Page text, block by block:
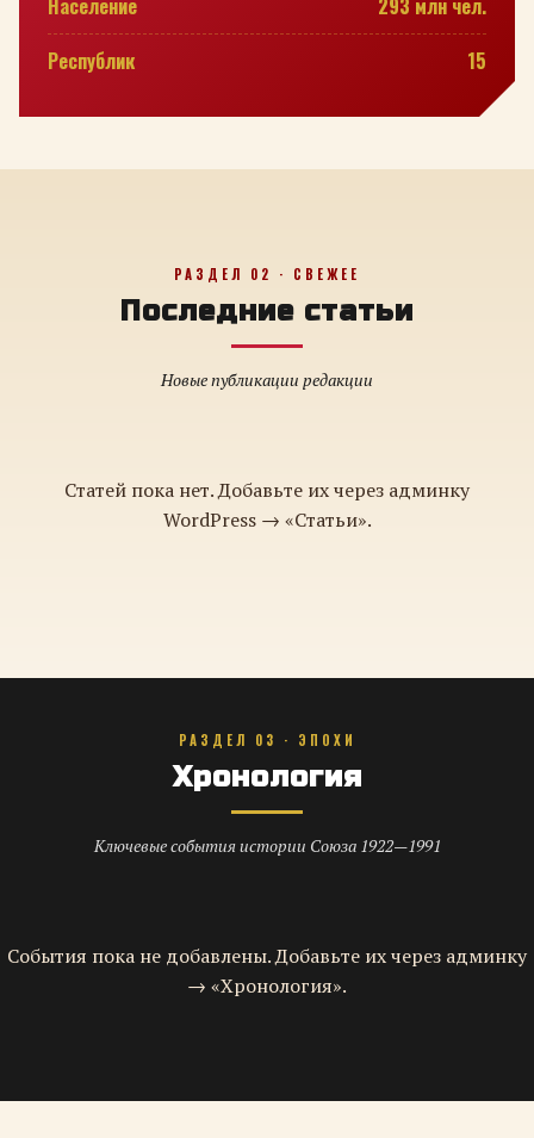
Население
293 млн чел.
Республик
15
РАЗДЕЛ 02 · СВЕЖЕЕ
Последние статьи
Новые публикации редакции
Статей пока нет. Добавьте их через админку
WordPress → «Статьи».
РАЗДЕЛ 03 · ЭПОХИ
Хронология
Ключевые события истории Союза 1922—1991
События пока не добавлены. Добавьте их через админку
→ «Хронология».